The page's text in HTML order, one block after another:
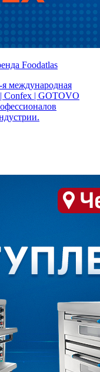
Foodatlas
международная
Confex | GOTOVO